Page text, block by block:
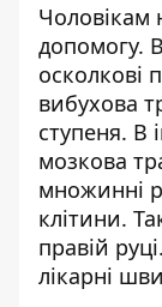
Чоловікам
допомогу.
осколкові
вибухова
ступеня. В
мозкова
множинні
клітини.
правій
лікарні